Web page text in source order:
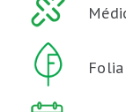
Folia